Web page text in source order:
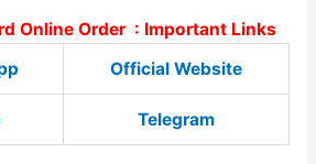
Online Order : Important Links
Official Website
Telegram